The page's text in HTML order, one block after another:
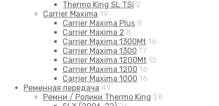
Thermo King SL TSi 2
Carrier Maxima 19
Carrier Maxima Plus 8
Carrier Maxima 2 8
Carrier Maxima 1300Mt 16
Carrier Maxima 1300 17
Carrier Maxima 1200Mt 15
Carrier Maxima 1200 16
Carrier Maxima 1000 16
Ременная передача 49
Ремни / Ролики Thermo King 28